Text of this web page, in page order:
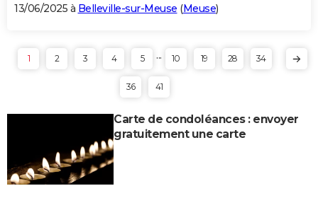
13/06/2025 à Belleville-sur-Meuse (Meuse)
1 2 3 4 5 ... 10 19 28 34
36 41
Carte de condoléances : envoyer
gratuitement une carte